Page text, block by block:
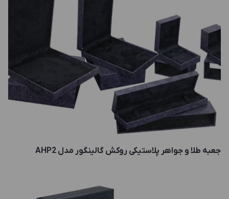
جعبه طلا و جواهر پلاستیکی روکش گالینگور مدل AHP2